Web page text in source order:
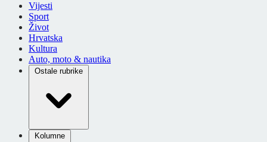
Vijesti
Sport
Život
Hrvatska
Kultura
Auto, moto & nautika
Ostale rubrike
Kolumne